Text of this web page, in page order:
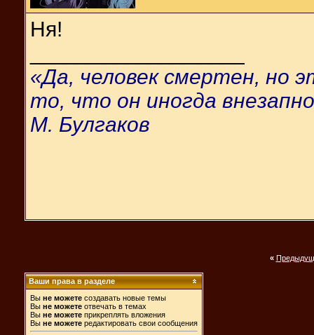
Ня!
«Да, человек смертен, но
то, что он иногда
М. Булгаков
«
Ваши права в разделе
Вы не можете создавать новые темы
Вы не можете отвечать в темах
Вы не можете прикреплять вложения
Вы не можете редактировать свои сообщения